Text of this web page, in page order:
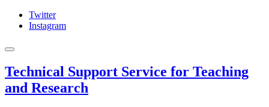
Twitter
Instagram
Technical Support Service for Teaching
and Research